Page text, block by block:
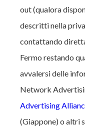
out (qualora
descritti nella
contattando
Fermo restando
avvalersi delle
Network
Advertising
(Giappone) o altri